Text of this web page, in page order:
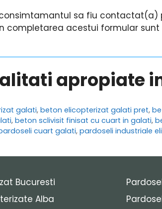
sa fiu contactat(a)
completarea acestui formular
apropiate
galati,beton elicopterizat galati pret,
, beton sclivisit finisat cu cuart in galati,
cuart galati, pardoseli industriale
Bucuresti
Alba